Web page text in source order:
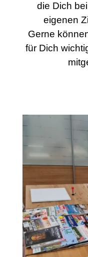
die Dich
eigenen
Gerne
für Dich